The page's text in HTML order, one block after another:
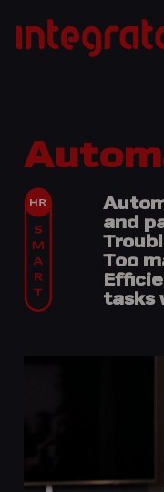
content
Integrata
and
Too
tasks